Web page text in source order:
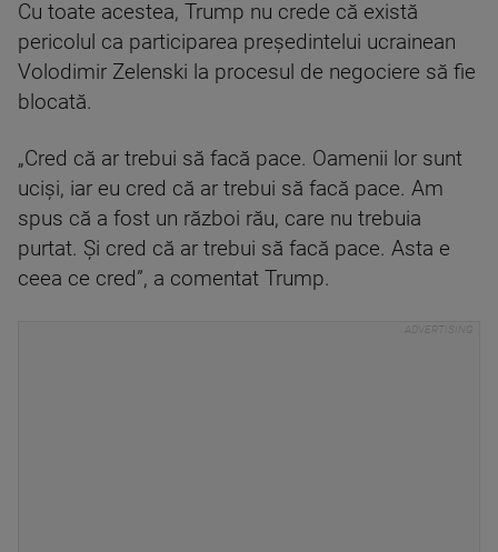
Cu toate acestea, Trump nu crede că există
pericolul ca participarea preşedintelui ucrainean
Volodimir Zelenski la procesul de negociere să fie
blocată.
„Cred că ar trebui să facă pace. Oamenii lor sunt
ucişi, iar eu cred că ar trebui să facă pace. Am
spus că a fost un război rău, care nu trebuia
purtat. Şi cred că ar trebui să facă pace. Asta e
ceea ce cred”, a comentat Trump.